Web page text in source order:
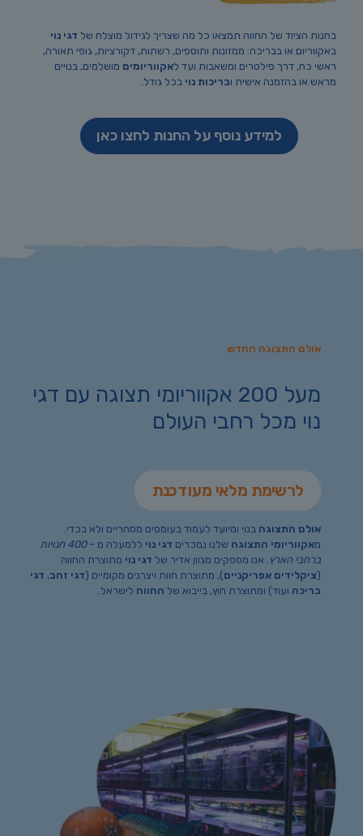
בחנות הציוד של החווה תמצאו כל מה שצריך לגידול מוצלח של דגי נוי
באקווריום או בבריכה: ממזונות ותוספים, רשתות, דקורציות, גופי תאורה,
ראשי כח, דרך פילטרים ומשאבות ועד לאקווריומים מושלמים, בנויים
מראש או בהזמנה אישית ובריכות נוי בכל גודל.
למידע נוסף על החנות לחצו כאן
אולם התצוגה החדש
מעל 200 אקווריומי תצוגה עם דגי
נוי מכל רחבי העולם
לרשימת מלאי מעודכנת
אולם התצוגה בנוי ומיועד לעמוד בעומסים מסחריים ולא בכדי.
מאקווריומי התצוגה שלנו נמכרים דגי נוי ללמעלה מ –
400 חנויות
ברחבי הארץ . אנו מספקים מגוון אדיר של דגי נוי מתוצרת החווה
(ציקלידים אפריקניים), מתוצרת חוות ויצרנים מקומיים (דגי זהב, דגי
בריכה ועוד) ומתוצרת חוץ, בייבוא של החווה לישראל.